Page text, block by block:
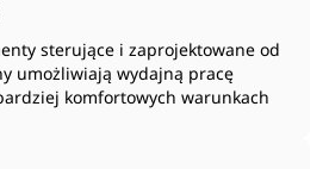
sterujące i zaprojektowane od
umożliwiają wydajną pracę
komfortowych warunkach